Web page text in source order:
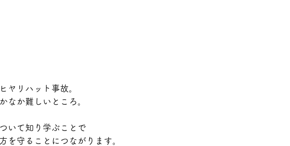
ヤリハット事故。
なか難しいところ。
いて知り学ぶことで
を守ることにつながります。